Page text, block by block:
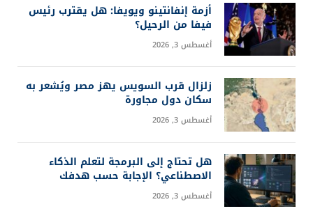
أزمة إنفانتينو ويويفا: هل يقترب رئيس
فيفا من الرحيل؟
أغسطس 3, 2026
زلزال قرب السويس يهز مصر ويُشعر به
سكان دول مجاورة
أغسطس 3, 2026
هل تحتاج إلى البرمجة لتعلم الذكاء
الاصطناعي؟ الإجابة حسب هدفك
أغسطس 3, 2026